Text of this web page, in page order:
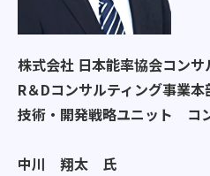
株式会社 日本能率協会コンサ
R＆Dコンサルティング事業本
技術・開発戦略ユニット コ
中川 翔太 氏